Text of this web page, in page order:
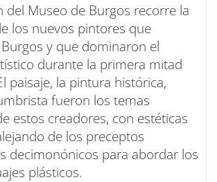
del Museo de Burgos recorre la
los nuevos pintores que
y que dominaron el
durante la primera mitad
paisaje, la pintura histórica,
fueron los temas
estos creadores, con estéticas
de los preceptos
decimonónicos para abordar los
plásticos.